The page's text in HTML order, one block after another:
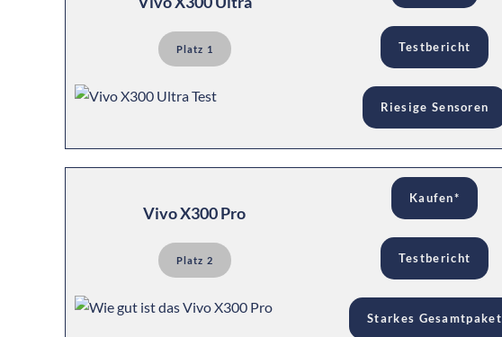
Platz 1 Testbericht
Riesige Sensoren
Vivo X300 Pro
Platz 2
Kaufen*
Testbericht
Starkes Gesamtpaket